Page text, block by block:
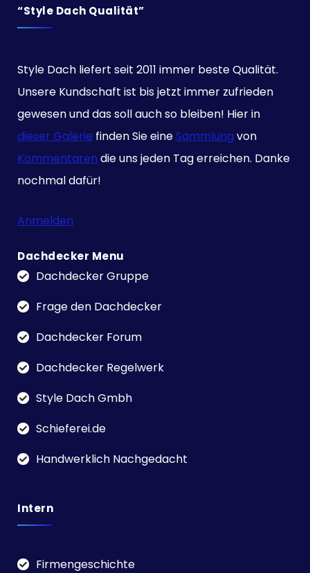
“Style Dach Qualität”
Style Dach liefert seit 2011 immer beste Qualität.
Unsere Kundschaft ist bis jetzt immer zufrieden
gewesen und das soll auch so bleiben! Hier in
dieser Galerie finden Sie eineSammlung von
Kommentaren die uns jeden Tag erreichen. Danke
nochmal dafür!
Anmelden
Dachdecker Menu
Dachdecker Gruppe
Frage den Dachdecker
Dachdecker Forum
Dachdecker Regelwerk
Style Dach Gmbh
Schieferei.de
Handwerklich Nachgedacht
Intern
Firmengeschichte